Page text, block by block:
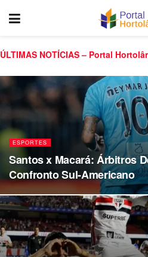
ÚLTIMAS NOTÍCIAS – Portal
ESPORTES
Santos x Macará: Árbitros
Confronto Sul-Americano